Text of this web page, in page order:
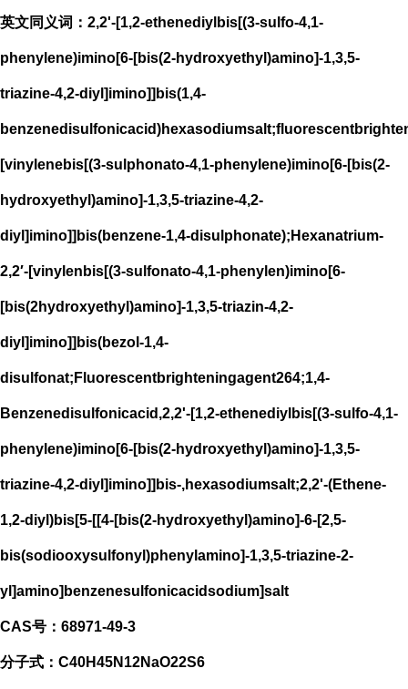
英文同义词：2,2'-[1,2-ethenediylbis[(3-sulfo-4,1-
phenylene)imino[6-[bis(2-hydroxyethyl)amino]-1,3,5-
triazine-4,2-diyl]imino]]bis(1,4-
[vinylenebis[(3-sulphonato-4,1-phenylene)imino[6-[bis(2-
hydroxyethyl)amino]-1,3,5-triazine-4,2-
diyl]imino]]bis(benzene-1,4-disulphonate);Hexanatrium-
2,2′-[vinylenbis[(3-sulfonato-4,1-phenylen)imino[6-
[bis(2hydroxyethyl)amino]-1,3,5-triazin-4,2-
diyl]imino]]bis(bezol-1,4-
disulfonat;Fluorescentbrighteningagent264;1,4-
Benzenedisulfonicacid,2,2'-[1,2-ethenediylbis[(3-sulfo-4,1-
phenylene)imino[6-[bis(2-hydroxyethyl)amino]-1,3,5-
triazine-4,2-diyl]imino]]bis-,hexasodiumsalt;2,2'-(Ethene-
1,2-diyl)bis[5-[[4-[bis(2-hydroxyethyl)amino]-6-[2,5-
bis(sodiooxysulfonyl)phenylamino]-1,3,5-triazine-2-
yl]amino]benzenesulfonicacidsodium]salt
CAS号：68971-49-3
分子式：C40H45N12NaO22S6